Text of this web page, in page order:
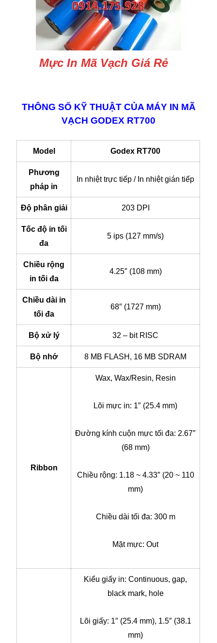
Mực In Mã Vạch Giá Rẻ
THÔNG SỐ KỸ THUẬT CỦA MÁY IN MÃ
VẠCH GODEX RT700
Model Godex RT700
Phương
pháp in
In nhiệt trực tiếp / In nhiệt gián tiếp
Độ phân giải 203 DPI
Tốc độ in tối
đa
5 ips (127 mm/s)
Chiều rộng
in tối đa
4.25″ (108 mm)
Chiều dài in
tối đa
68″ (1727 mm)
Bộ xử lý 32 – bit RISC
Bộ nhớ 8 MB FLASH, 16 MB SDRAM
Ribbon
Wax, Wax/Resin, Resin
Lõi mực in: 1″ (25.4 mm)
Đường kính cuộn mực tối đa: 2.67″
(68 mm)
Chiều rộng: 1.18 ~ 4.33″ (20 ~ 110
mm)
Chiều dài tối đa: 300 m
Mặt mực: Out
Kiểu giấy in: Continuous, gap,
black mark, hole
Lõi giấy: 1″ (25.4 mm), 1.5″ (38.1
mm)